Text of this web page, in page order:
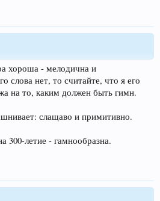
хороша - мелодична и
слова нет, то считайте, что я его
на то, каким должен быть гимн.
слащаво и примитивно.
300-летие - гамнообразна.